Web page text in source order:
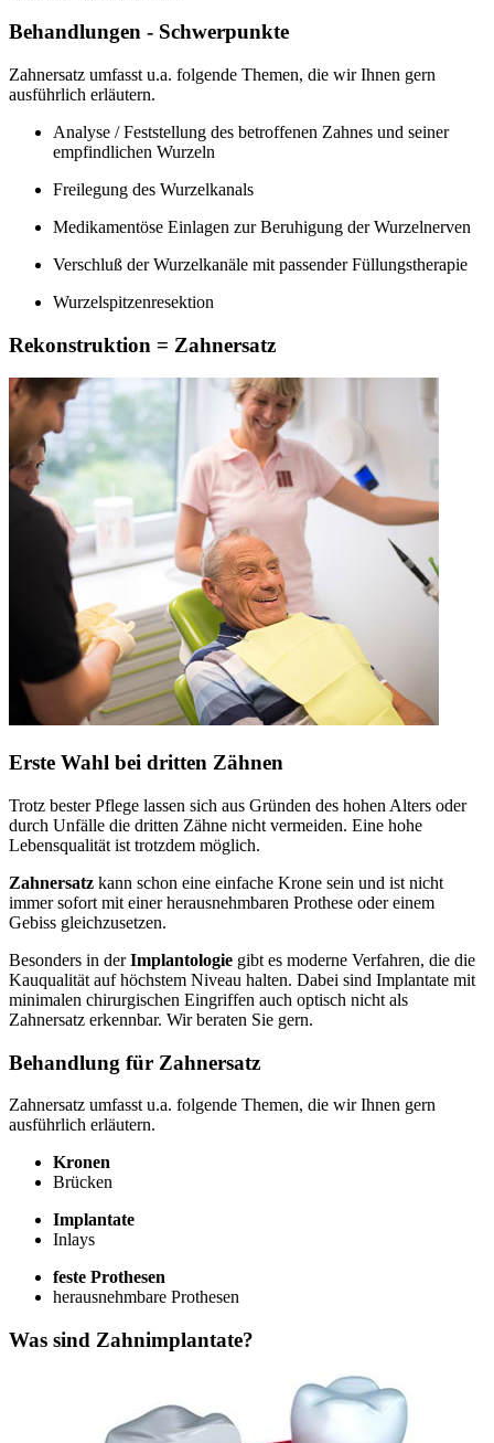
Behandlungen - Schwerpunkte
Zahnersatz umfasst u.a. folgende Themen, die wir Ihnen gern
ausführlich erläutern.
Analyse / Feststellung des betroffenen Zahnes und seiner
empfindlichen Wurzeln
Freilegung des Wurzelkanals
Medikamentöse Einlagen zur Beruhigung der Wurzelnerven
Verschluß der Wurzelkanäle mit passender Füllungstherapie
Wurzelspitzenresektion
Rekonstruktion = Zahnersatz
Erste Wahl bei dritten Zähnen
Trotz bester Pflege lassen sich aus Gründen des hohen Alters oder
durch Unfälle die dritten Zähne nicht vermeiden. Eine hohe
Lebensqualität ist trotzdem möglich.
Zahnersatz kann schon eine einfache Krone sein und ist nicht
immer sofort mit einer herausnehmbaren Prothese oder einem
Gebiss gleichzusetzen.
Besonders in derImplantologie gibt es moderne Verfahren, die die
Kauqualität auf höchstem Niveau halten. Dabei sind Implantate mit
minimalen chirurgischen Eingriffen auch optisch nicht als
Zahnersatz erkennbar. Wir beraten Sie gern.
Behandlung für Zahnersatz
Zahnersatz umfasst u.a. folgende Themen, die wir Ihnen gern
ausführlich erläutern.
Kronen
Brücken
Implantate
Inlays
feste Prothesen
herausnehmbare Prothesen
Was sind Zahnimplantate?